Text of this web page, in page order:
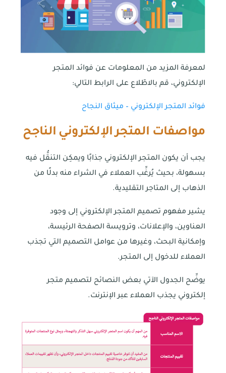
لمعرفة المزيد من المعلومات عن فوائد المتجر
الإلكتروني، قم بالاطّلاع على الرابط التالي:
فوائد المتجر الإلكتروني – ميثاق النجاح
مواصفات المتجر الإلكتروني الناجح
يجب أن يكون المتجر الإلكتروني جذابًا ويمكِن التنقُّل فيه
بسهولة، بحيث يُرغِّب العملاء في الشراء منه بدلًا من
الذهاب إلى المتاجر التقليدية.
يشير مفهوم تصميم المتجر الإلكتروني إلى وجود
العناوين، والإعلانات، وترويسة الصفحة الرئيسة،
وإمكانية البحث، وغيرها من عوامل التصميم التي تجذب
العملاء للدخول إلى المتجر.
يوضِّح الجدول الآتي بعض النصائح لتصميم متجر
إلكتروني يجذب العملاء عبر الإنترنت.